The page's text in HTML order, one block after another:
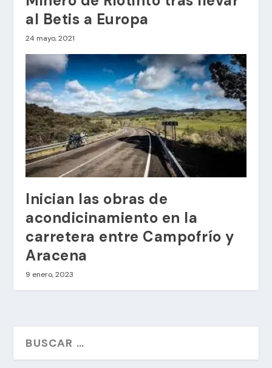
al Betis a Europa
24 mayo, 2021
Inician las obras de
acondicinamiento en la
carretera entre Campofrío y
Aracena
9 enero, 2023